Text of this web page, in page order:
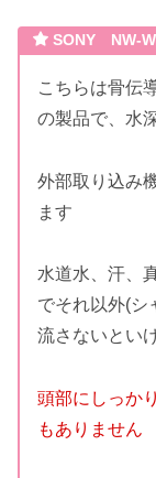
SONY NW-
こちらは骨伝
の製品で、水
外部取り込み
ます
水道水、汗、
でそれ以外(シ
流さないとい
頭部にしっか
もありません